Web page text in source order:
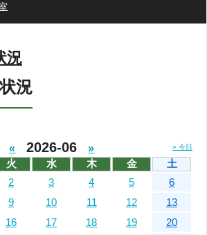
況
況
« 2026-06 » » 今日
火 水 木 金
土
2 3 4 5
6
9 10 11 12
13
16 17 18 19
20